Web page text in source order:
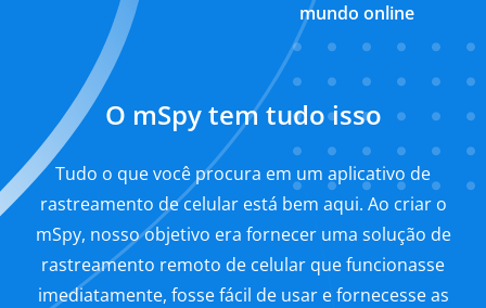
mundo online
O mSpy tem tudo isso
Tudo o que você procura em um aplicativo de
rastreamento de celular está bem aqui. Ao criar o
mSpy, nosso objetivo era fornecer uma solução de
rastreamento remoto de celular que funcionasse
imediatamente, fosse fácil de usar e fornecesse as